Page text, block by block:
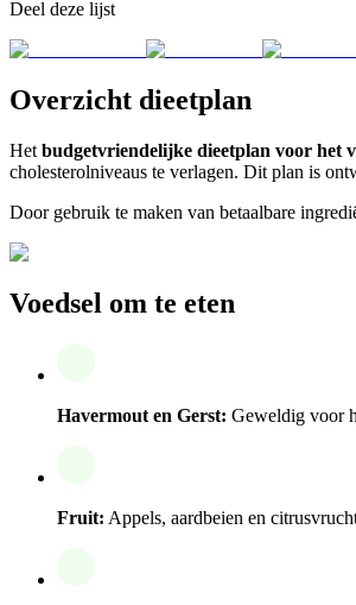
Deel deze lijst
Overzicht dieetplan
Het budgetvriendelijke dieetplan voor het
cholesterolniveaus te verlagen. Dit plan is
Door gebruik te maken van betaalbare
Voedsel om te eten
Havermout en Gerst: Geweldig voor
Fruit: Appels, aardbeien en